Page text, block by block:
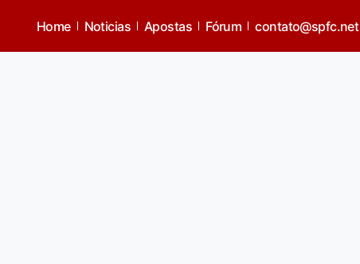
Home Noticias Apostas Fórum contato@spfc.net